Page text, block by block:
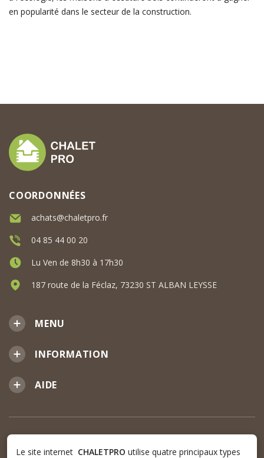
en popularité dans le secteur de la construction.
MENU
INFORMATION
AIDE
COORDONNÉES
achats@chaletpro.fr
04 85 44 00 20
Lu Ven de 8h30 à 17h30
187 route de la Féclaz, 73230 ST ALBAN LEYSSE
Le site internet CHALETPRO utilise quatre principaux types